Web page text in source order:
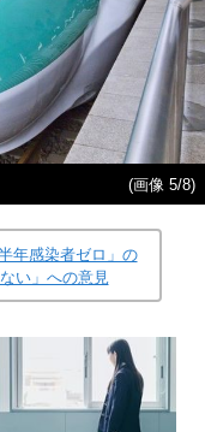
(画像 5/8)
年感染者ゼロ」の
い」への意見